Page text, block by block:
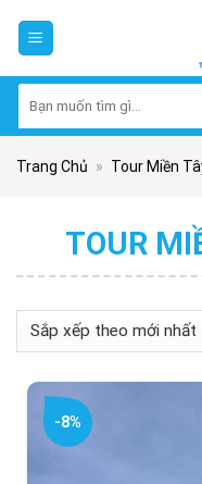
kiếm:
Trang Chủ » Tour Miền
TOUR
-8%